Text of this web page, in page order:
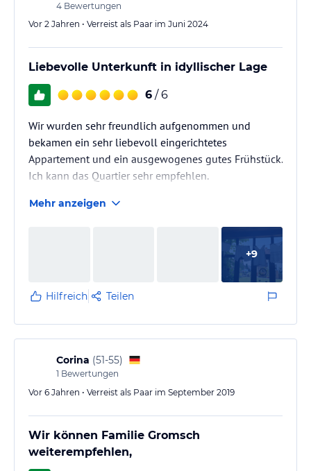
4 Bewertungen
Vor 2 Jahren • Verreist als Paar im Juni 2024
Liebevolle Unterkunft in idyllischer Lage
6 / 6
Wir wurden sehr freundlich aufgenommen und
bekamen ein sehr liebevoll eingerichtetes
Appartement und ein ausgewogenes gutes Frühstück.
Ich kann das Quartier sehr empfehlen.
Mehr anzeigen
+9
Hilfreich Teilen
Corina (51-55)
1 Bewertungen
Vor 6 Jahren • Verreist als Paar im September 2019
Wir können Familie Gromsch
weiterempfehlen,